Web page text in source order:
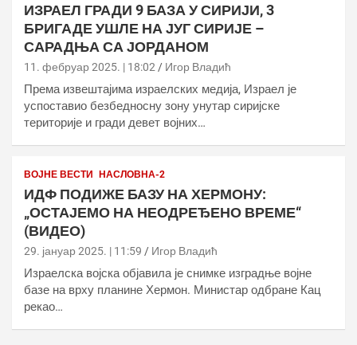
ИЗРАЕЛ ГРАДИ 9 БАЗА У СИРИЈИ, 3
БРИГАДЕ УШЛЕ НА ЈУГ СИРИЈЕ –
САРАДЊА СА ЈОРДАНОМ
11. фебруар 2025. | 18:02 Игор Владић
Према извештајима израелских медија, Израел је
успоставио безбедносну зону унутар сиријске
територије и гради девет војних…
ВОЈНЕ ВЕСТИ НАСЛОВНА-2
ИДФ ПОДИЖЕ БАЗУ НА ХЕРМОНУ:
„ОСТАЈЕМО НА НЕОДРЕЂЕНО ВРЕМЕ“
(ВИДЕО)
29. јануар 2025. | 11:59 Игор Владић
Израелска војска објавила је снимке изградње војне
базе на врху планине Хермон. Министар одбране Кац
рекао…